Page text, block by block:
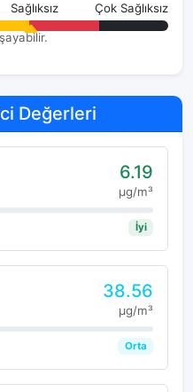
Sağlıksız Çok Sağlıksız
Değerleri
6.19
μg/m³
İyi
38.56
μg/m³
Orta